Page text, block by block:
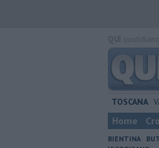
TOSCANA
Home
BIENTINA